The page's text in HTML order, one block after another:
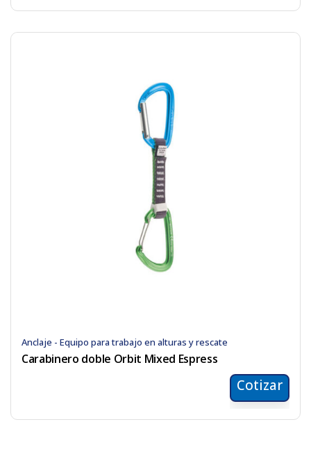
Anclaje - Equipo para trabajo en alturas y rescate
Carabinero doble Orbit Mixed Espress
Cotizar